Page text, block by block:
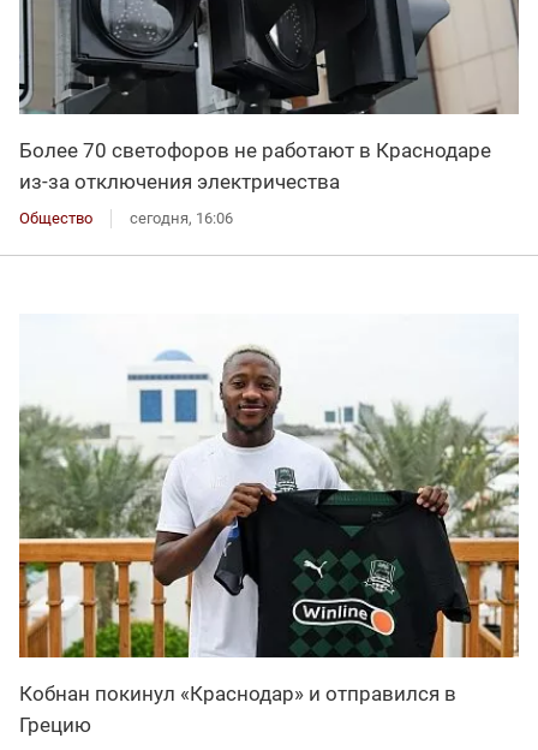
Более 70 светофоров не работают в Краснодаре
из-за отключения электричества
Общество сегодня, 16:06
Кобнан покинул «Краснодар» и отправился в
Грецию